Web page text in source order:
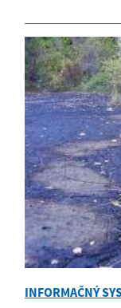
INFORMAČNÝ